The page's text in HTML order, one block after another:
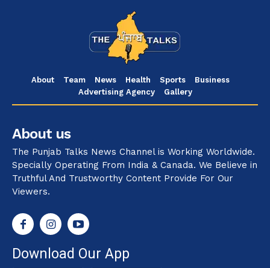
About Team News Health Sports
Business
Advertising Agency
Gallery
About us
The Punjab Talks News Channel is Working Worldwide.
Specially Operating From India & Canada. We Believe in
Truthful And Trustworthy Content Provide For Our
Viewers.
Download Our App